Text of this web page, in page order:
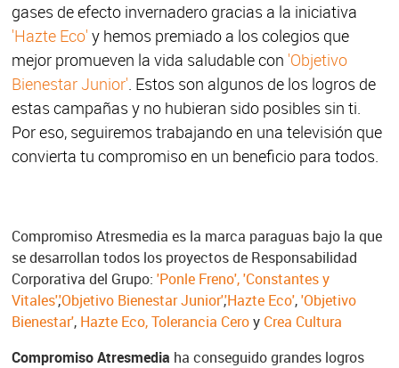
gases de efecto invernadero gracias a la iniciativa
'Hazte Eco' y hemos premiado a los colegios que
mejor promueven la vida saludable con 'Objetivo
Bienestar Junior'. Estos son algunos de los logros de
estas campañas y no hubieran sido posibles sin ti.
Por eso, seguiremos trabajando en una televisión que
convierta tu compromiso en un beneficio para todos.
Compromiso Atresmedia es la marca paraguas bajo la que
se desarrollan todos los proyectos de Responsabilidad
Corporativa del Grupo: 'Ponle Freno','Constantes y
Vitales','Objetivo Bienestar Junior','Hazte Eco','Objetivo
Bienestar', Hazte Eco,Tolerancia Ceroy Crea Cultura
Compromiso Atresmedia ha conseguido grandes logros